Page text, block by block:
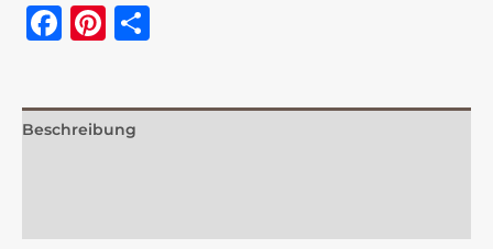
Facebook
Pinterest
Beschreibung